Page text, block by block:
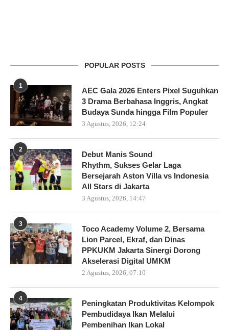
POPULAR POSTS
1
AEC Gala 2026 Enters Pixel Suguhkan
3 Drama Berbahasa Inggris, Angkat
Budaya Sunda hingga Film Populer
3 Agustus, 2026, 12:24
2
Debut Manis Sound
Rhythm, Sukses Gelar Laga
Bersejarah Aston Villa vs Indonesia
All Stars di Jakarta
3 Agustus, 2026, 14:47
3
Toco Academy Volume 2, Bersama
Lion Parcel, Ekraf, dan Dinas
PPKUKM Jakarta Sinergi Dorong
Akselerasi Digital UMKM
2 Agustus, 2026, 07:10
4
Peningkatan Produktivitas Kelompok
Pembudidaya Ikan Melalui
Pembenihan Ikan Lokal